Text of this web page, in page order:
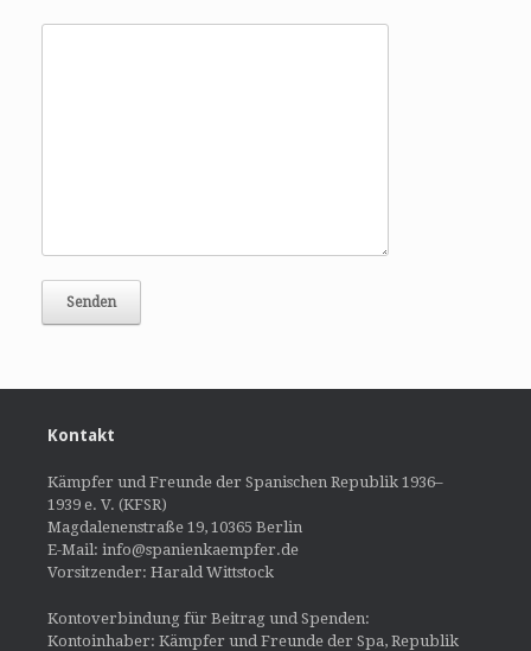
Kontakt
Kämpfer und Freunde der Spanischen Republik 1936–
1939 e. V. (KFSR)
Magdalenenstraße 19, 10365 Berlin
E-Mail: info@spanienkaempfer.de
Vorsitzender: Harald Wittstock
Kontoverbindung für Beitrag und Spenden:
Kontoinhaber: Kämpfer und Freunde der Spa, Republik